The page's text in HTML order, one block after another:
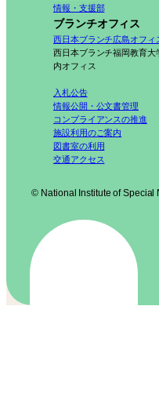
情報・支援部
ブランチオフィス
西日本ブランチ広島オフィ
西日本ブランチ福岡教育大
内オフィス
入札公告
情報公開・公文書管理
コンプライアンスの推進
施設利用のご案内
図書室の利用
交通アクセス
© National Institute of Special